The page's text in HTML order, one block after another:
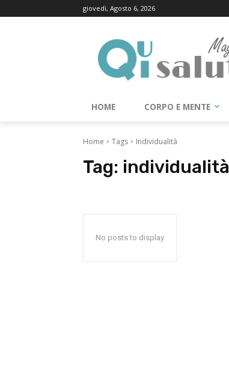
giovedì, Agosto 6, 2026
HOME CORPO E MENTE
Home Tags Individualità
Tag: individualità
No posts to display